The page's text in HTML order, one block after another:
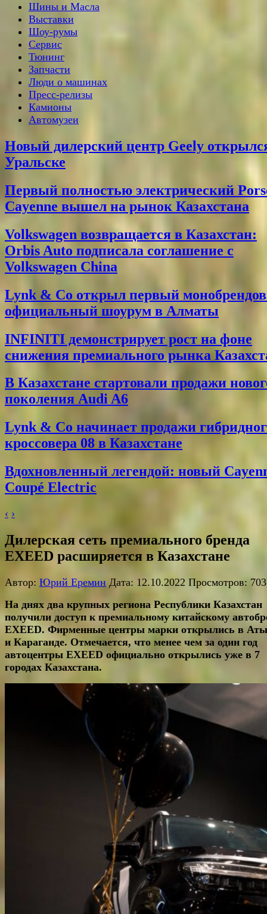
Шины и Масла
Выставки
Шоу-румы
Сервис
Тюнинг
Запчасти
Люди о машинах
Пресс-релизы
Камионы
Автомузеи
Новый дилерский центр Geely
Уральске
Первый полностью электрический
Cayenne вышел на рынок Казахстана
Volkswagen возвращается в Казахстан:
Orbis Auto подписала соглашение с
Volkswagen China
Lynk & Co открыл первый
официальный шоурум в Алматы
INFINITI демонстрирует рост на фоне
снижения премиального рынка
В Казахстане стартовали продажи
поколения Audi A6
Lynk & Co начинает продажи
кроссовера 08 в Казахстане
Вдохновленный легендой: новый
Coupé Electric
‹ ›
Дилерская сеть премиального бренда
EXEED расширяется в Казахстане
Автор: Юрий Еремин Дата: 12.10.2022 Просмотров: 703
На днях два крупных региона Республики Казахстан
получили доступ к премиальному китайскому
EXEED. Фирменные центры марки открылись в
и Караганде. Отмечается, что менее чем за один год
автоцентры EXEED официально открылись уже в 7
городах Казахстана.